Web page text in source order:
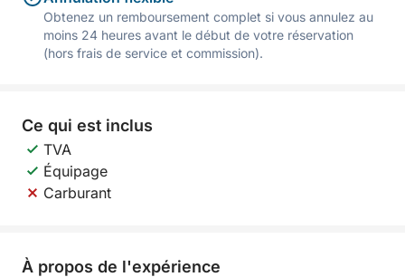
Obtenez un remboursement complet si vous annulez au
moins 24 heures avant le début de votre réservation
(hors frais de service et commission).
Ce qui est inclus
TVA
Équipage
Carburant
À propos de l'expérience